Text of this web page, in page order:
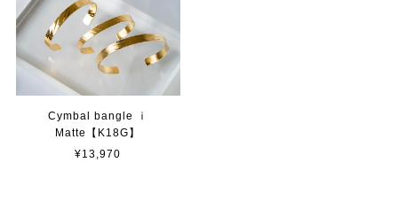
Cymbal bangle ⅰ
Matte【K18G】
¥13,970